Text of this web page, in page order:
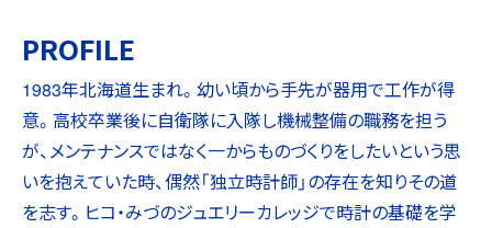
PROFILE
1983年北海道生まれ。幼い頃から手先が器用で工作が得
意。高校卒業後に自衛隊に入隊し機械整備の職務を担う
が、メンテナンスではなく一からものづくりをしたいという思
いを抱えていた時、偶然「独立時計師」の存在を知りその道
を志す。ヒコ・みづのジュエリーカレッジで時計の基礎を学